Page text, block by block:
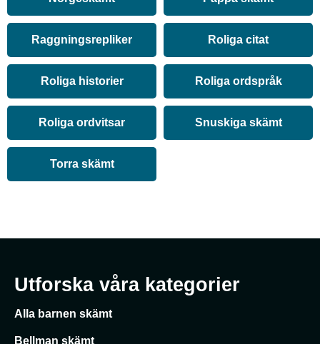
Raggningsrepliker Roliga citat
Roliga historier Roliga ordspråk
Roliga ordvitsar Snuskiga skämt
Torra skämt
Utforska våra kategorier
Alla barnen skämt
Bellman skämt